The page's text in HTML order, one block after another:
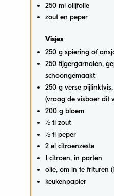
250 ml olijfolie
zout en peper
Visjes
250 g spiering of
250 tijgergarnalen,
schoongemaakt
250 g verse
(vraag de visboer dit
200 g bloem
½ tl zout
½ tl peper
2 el citroenzeste
1 citroen, in parten
olie, om in te frituren
keukenpapier